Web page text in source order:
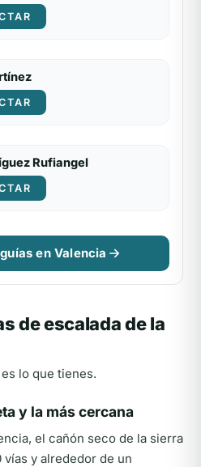
Rufiangel
en Valencia
de escalada de la
lo que tienes.
y la más cercana
el cañón seco de la sierra
y alrededor de un